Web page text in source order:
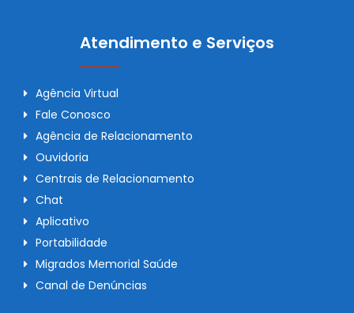
Atendimento e Serviços
Agência Virtual
Fale Conosco
Agência de Relacionamento
Ouvidoria
Centrais de Relacionamento
Chat
Aplicativo
Portabilidade
Migrados Memorial Saúde
Canal de Denúncias